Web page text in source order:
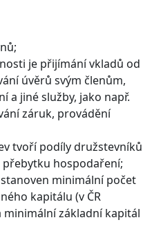
je přijímání vkladů od
úvěrů svým členům,
a jiné služby, jako např.
záruk, provádění
tvoří podíly družstevníků
hospodaření;
minimální počet
kapitálu (v ČR
minimální základní kapitál